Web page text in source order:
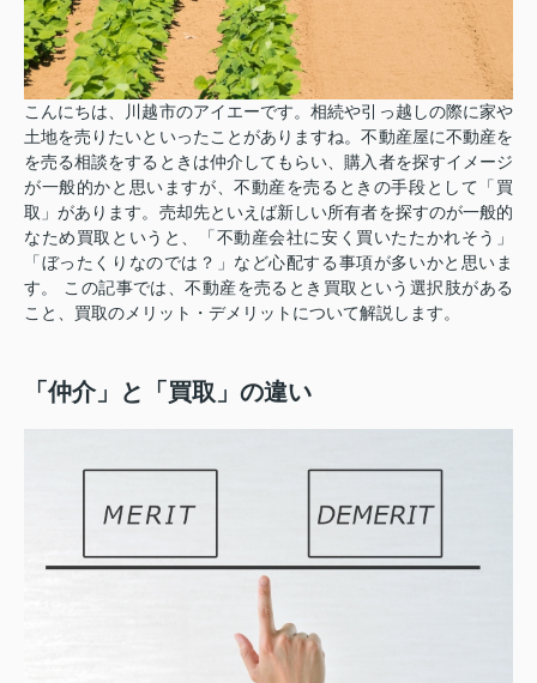
こんにちは、川越市のアイエーです。相続や引っ越しの際に家や
土地を売りたいといったことがありますね。不動産屋に不動産を
を売る相談をするときは仲介してもらい、購入者を探すイメージ
が一般的かと思いますが、不動産を売るときの手段として「買
取」があります。売却先といえば新しい所有者を探すのが一般的
なため買取というと、「不動産会社に安く買いたたかれそう」
「ぼったくりなのでは？」など心配する事項が多いかと思いま
す。 この記事では、不動産を売るとき買取という選択肢がある
こと、 買取のメリット・デメリットについて解説します。
「仲介」と「買取」の違い